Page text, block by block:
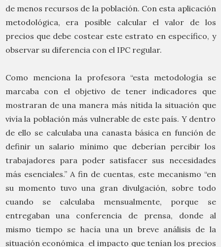
de menos recursos de la población. Con esta aplicación
metodológica, era posible calcular el valor de los
precios que debe costear este estrato en específico, y
observar su diferencia con el IPC regular.
Como menciona la profesora “esta metodología se
marcaba con el objetivo de tener indicadores que
mostraran de una manera más nítida la situación que
vivía la población más vulnerable de este país. Y dentro
de ello se calculaba una canasta básica en función de
definir un salario mínimo que deberían percibir los
trabajadores para poder satisfacer sus necesidades
más esenciales.” A fin de cuentas, este mecanismo “en
su momento tuvo una gran divulgación, sobre todo
cuando se calculaba mensualmente, porque se
entregaban una conferencia de prensa, donde al
mismo tiempo se hacía una un breve análisis de la
situación económica el impacto que tenían los precios